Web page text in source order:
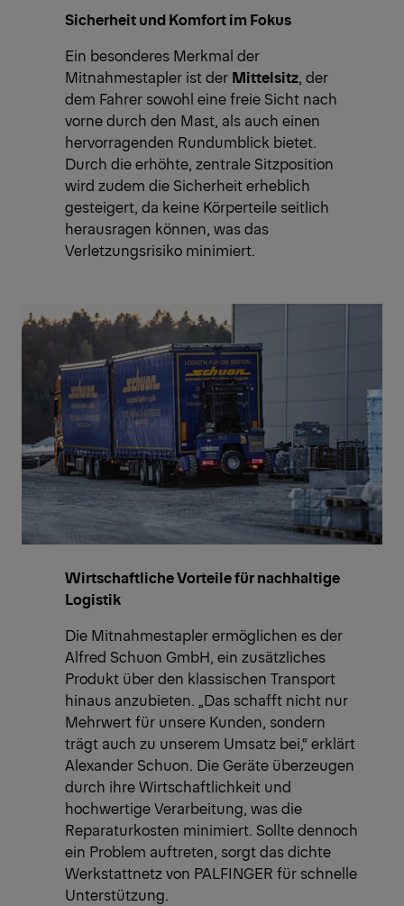
Sicherheit und Komfort im Fokus
Ein besonderes Merkmal der
Mitnahmestapler ist der Mittelsitz, der
dem Fahrer sowohl eine freie Sicht nach
vorne durch den Mast, als auch einen
hervorragenden Rundumblick bietet.
Durch die erhöhte, zentrale Sitzposition
wird zudem die Sicherheit erheblich
gesteigert, da keine Körperteile seitlich
herausragen können, was das
Verletzungsrisiko minimiert.
Wirtschaftliche Vorteile für nachhaltige
Logistik
Die Mitnahmestapler ermöglichen es der
Alfred Schuon GmbH, ein zusätzliches
Produkt über den klassischen Transport
hinaus anzubieten. „Das schafft nicht nur
Mehrwert für unsere Kunden, sondern
trägt auch zu unserem Umsatz bei,“ erklärt
Alexander Schuon. Die Geräte überzeugen
durch ihre Wirtschaftlichkeit und
hochwertige Verarbeitung, was die
Reparaturkosten minimiert. Sollte dennoch
ein Problem auftreten, sorgt das dichte
Werkstattnetz von PALFINGER für schnelle
Unterstützung.